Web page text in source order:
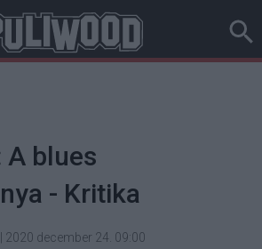
A blues
- Kritika
2020 december 24. 09:00